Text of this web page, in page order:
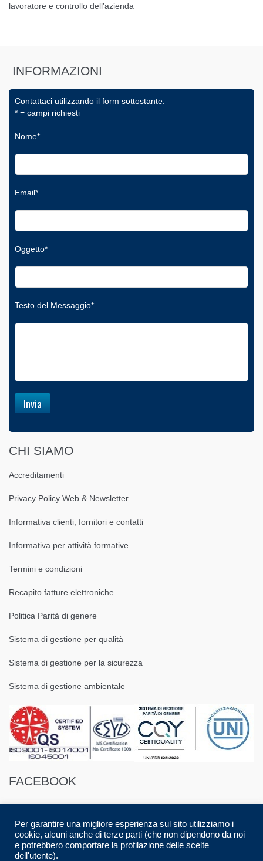
lavoratore e controllo dell’azienda
INFORMAZIONI
Contattaci utilizzando il form sottostante:
* = campi richiesti
Nome*
Email*
Oggetto*
Testo del Messaggio*
CHI SIAMO
Accreditamenti
Privacy Policy Web & Newsletter
Informativa clienti, fornitori e contatti
Informativa per attività formative
Termini e condizioni
Recapito fatture elettroniche
Politica Parità di genere
Sistema di gestione per qualità
Sistema di gestione per la sicurezza
Sistema di gestione ambientale
FACEBOOK
Per garantire una migliore esperienza sul sito utilizziamo i
cookie, alcuni anche di terze parti (che non dipendono da noi
e potrebbero comportare la profilazione delle scelte
dell'utente).